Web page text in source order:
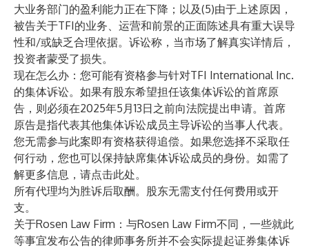
大业务部门的盈利能力正在下降；以及(5)由于上述原因，
被告关于TFI的业务、运营和前景的正面陈述具有重大误导
性和/或缺乏合理依据。诉讼称，当市场了解真实详情后，
投资者蒙受了损失。
现在怎么办：您可能有资格参与针对TFI International Inc.
的集体诉讼。如果有股东希望担任该集体诉讼的首席原
告，则必须在2025年5月13日之前向法院提出申请。首席
原告是指代表其他集体诉讼成员主导诉讼的当事人代表。
您无需参与此案即有资格获得追偿。如果您选择不采取任
何行动，您也可以保持缺席集体诉讼成员的身份。如需了
解更多信息，请点击此处。
所有代理均为胜诉后取酬。股东无需支付任何费用或开
支。
关于Rosen Law Firm：与Rosen Law Firm不同，一些就此
等事宜发布公告的律师事务所并不会实际提起证券集体诉